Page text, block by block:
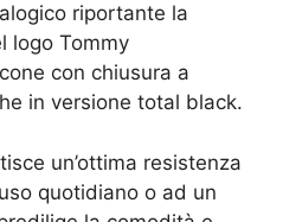
riportante la
logo Tommy
con chiusura a
in versione total black.
un’ottima resistenza
quotidiano o ad un